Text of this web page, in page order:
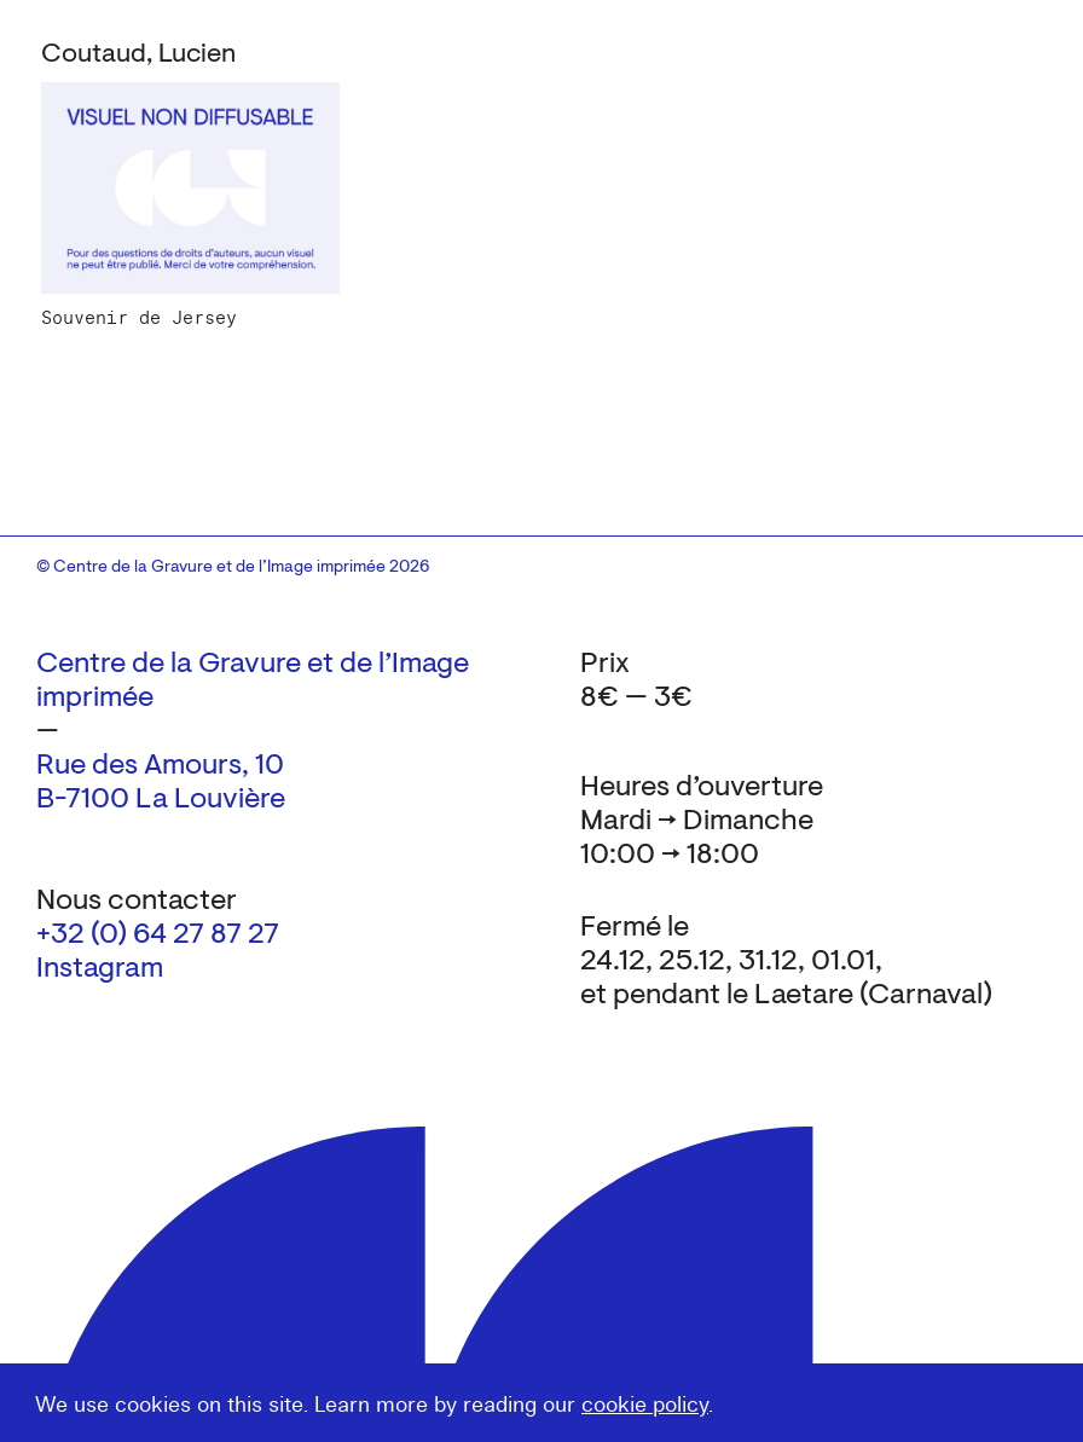
We use cookies on this site. Learn more by reading our cookie policy.
Coutaud, Lucien
Souvenir de Jersey
Centre de la Gravure et de l’Image
imprimée
—
Rue des Amours, 10
B-7100 La Louvière
Nous contacter
+32 (0) 64 27 87 27
Instagram
Heures d’ouverture
Mardi → Dimanche
10:00 → 18:00
Fermé le
24.12, 25.12, 31.12, 01.01,
et pendant le Laetare (Carnaval)
Prix
8€ — 3€
© Centre de la Gravure et de l’Image imprimée 2026